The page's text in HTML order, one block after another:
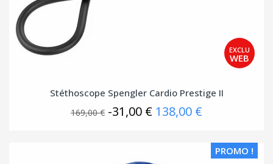
Stéthoscope Spengler Cardio Prestige II
169,00 € -31,00 € 138,00 €
PROMO !